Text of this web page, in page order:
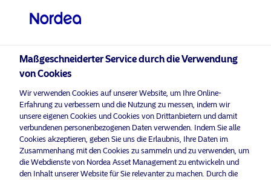
visit NordeaAssetManagement.com
Bitte wählen Sie Ihr Anlegerprofil
aus
Land
Professioneller Anleger
Maßgeschneiderter Service durch die Verwendung
von Cookies
Wir verwenden Cookies auf unserer Website, um Ihre Online-
Erfahrung zu verbessern und die Nutzung zu messen, indem wir
unsere eigenen Cookies und Cookies von Drittanbietern und damit
verbundenen personenbezogenen Daten verwenden. Indem Sie alle
Cookies akzeptieren, geben Sie uns die Erlaubnis, Ihre Daten im
Zusammenhang mit den Cookies zu sammeln und zu verwenden, um
die Webdienste von Nordea Asset Management zu entwickeln und
den Inhalt unserer Website für Sie relevanter zu machen. Durch die